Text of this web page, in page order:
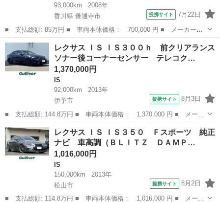
93,000km
2008年
香川県 善通寺市
提携サイト 7月22日
■ 支払総額: 85万円 ■ 車両本体価格： 700,000 円 ■ メーカー
名： レクサス ■ 車種名： ＬＳ ■ グレード名： ＬＳ６００
ｈ バージョンＵ Ｉパッケージ サンルーフ ベージュレザーシー
ト バルド製アルミ...
香川 善通寺市
レクサス ＩＳ ＩＳ３００ｈ 前クリアランス
ソナー後コーナーセンサー テレコク…
1,370,000円
IS
92,000km
2013年
伊予市
提携サイト 8月3日
■ 支払総額: 144.8万円 ■ 車両本体価格： 1,370,000 円 ■ メーカ
ー名： レクサス ■ 車種名： ＩＳ ■ グレード名： ＩＳ３００
ｈ 前クリアランスソナー後コーナーセンサー テレコクピットステ
アリング...
愛媛 伊予市 IS
レクサス ＩＳ ＩＳ３５０ Ｆスポーツ 純正
ナビ 車高調（ＢＬＩＴＺ ＤＡＭＰ…
1,016,000円
IS
150,000km
2013年
松山市
提携サイト 8月2日
■ 支払総額: 114.8万円 ■ 車両本体価格： 1,016,000 円 ■ メーカ